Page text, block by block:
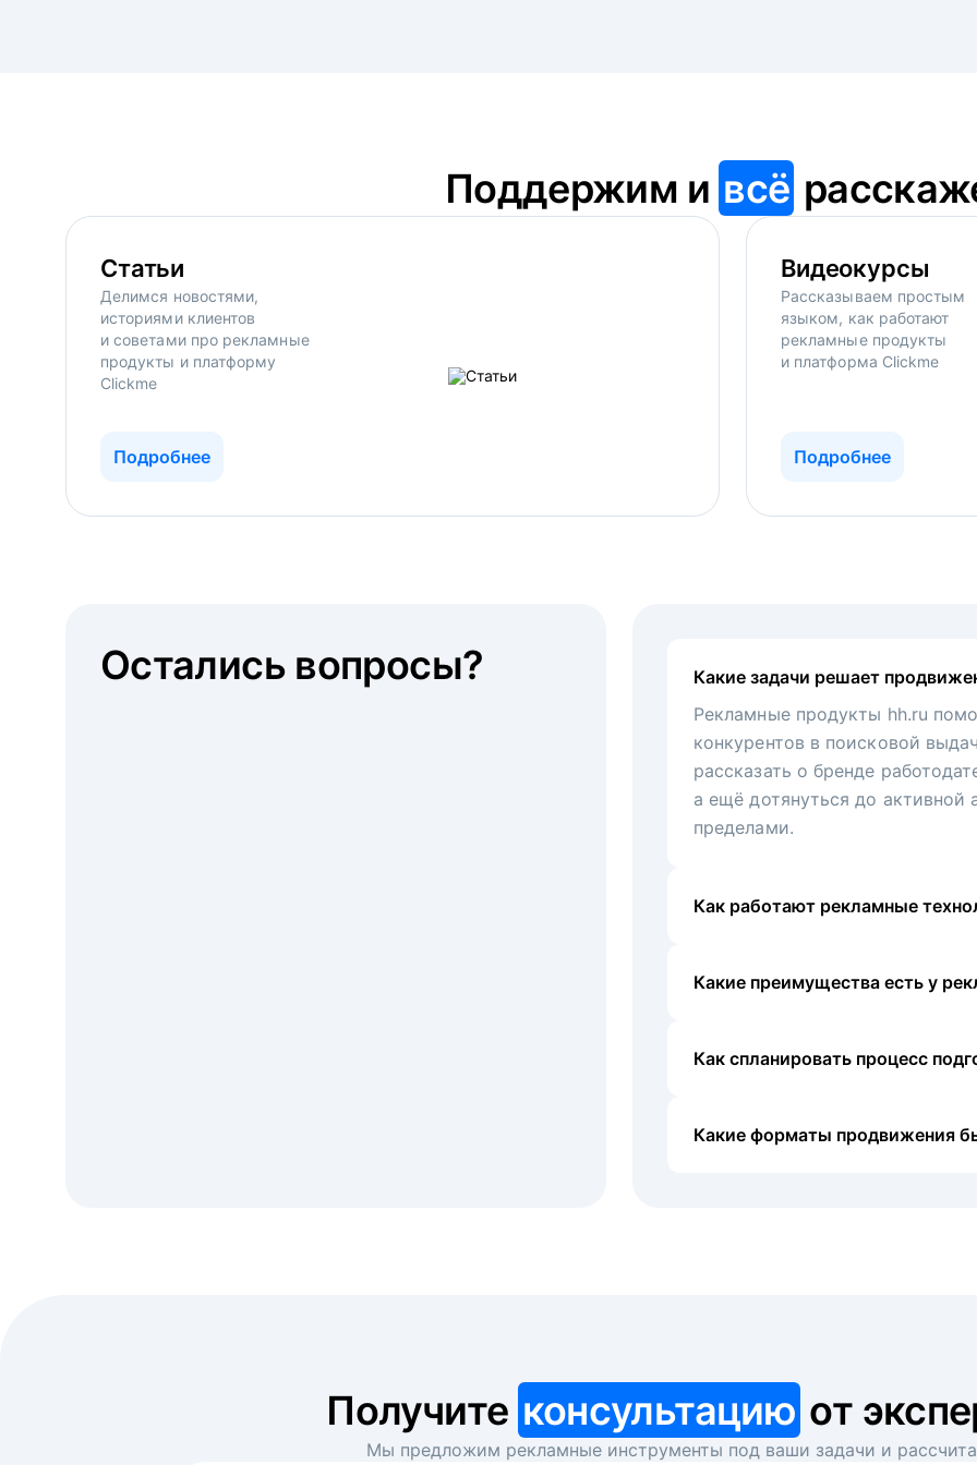
Поддержим и всё
Статьи
Делимся новостями,
историями клиентов
и советами про рекламные
продукты и платформу
Clickme
Подробнее
Видеокурсы
Рассказываем простым
языком, как работают
рекламные продукты
и платформа Clickme
Подробнее
Какие задачи решает
Рекламные продукты hh.ru
конкурентов в поисковой
рассказать о бренде
а ещё дотянуться до активной
пределами.
Как работают рекламные
Какие преимущества есть у
Как спланировать процесс
Какие форматы продвижения
Остались вопросы?
Получите консультацию от
Мы предложим рекламные инструменты под ваши задачи и